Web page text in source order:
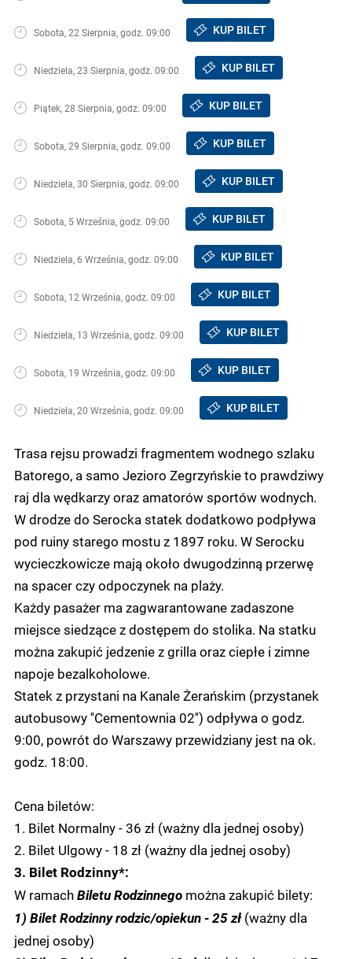
Sobota, 22 Sierpnia, godz. 09:00 KUP BILET
Niedziela, 23 Sierpnia, godz. 09:00 KUP BILET
Piątek, 28 Sierpnia, godz. 09:00 KUP BILET
Sobota, 29 Sierpnia, godz. 09:00 KUP BILET
Niedziela, 30 Sierpnia, godz. 09:00 KUP BILET
Sobota, 5 Września, godz. 09:00 KUP BILET
Niedziela, 6 Września, godz. 09:00 KUP BILET
Sobota, 12 Września, godz. 09:00 KUP BILET
Niedziela, 13 Września, godz. 09:00 KUP BILET
Sobota, 19 Września, godz. 09:00 KUP BILET
Niedziela, 20 Września, godz. 09:00 KUP BILET
Trasa rejsu prowadzi fragmentem wodnego szlaku
Batorego, a samo Jezioro Zegrzyńskie to prawdziwy
raj dla wędkarzy oraz amatorów sportów wodnych.
W drodze do Serocka statek dodatkowo podpływa
pod ruiny starego mostu z 1897 roku. W Serocku
wycieczkowicze mają około dwugodzinną przerwę
na spacer czy odpoczynek na plaży.
Każdy pasażer ma zagwarantowane zadaszone
miejsce siedzące z dostępem do stolika. Na statku
można zakupić jedzenie z grilla oraz ciepłe i zimne
napoje bezalkoholowe.
Statek z przystani na Kanale Żerańskim (przystanek
autobusowy ''Cementownia 02'') odpływa o godz.
9:00, powrót do Warszawy przewidziany jest na ok.
godz. 18:00.
Cena biletów:
1. Bilet Normalny - 36 zł (ważny dla jednej osoby)
2. Bilet Ulgowy - 18 zł (ważny dla jednej osoby)
3. Bilet Rodzinny*:
W ramachBiletu Rodzinnego można zakupić bilety:
1) Bilet Rodzinny rodzic/opiekun - 25 zł(ważny dla
jednej osoby)